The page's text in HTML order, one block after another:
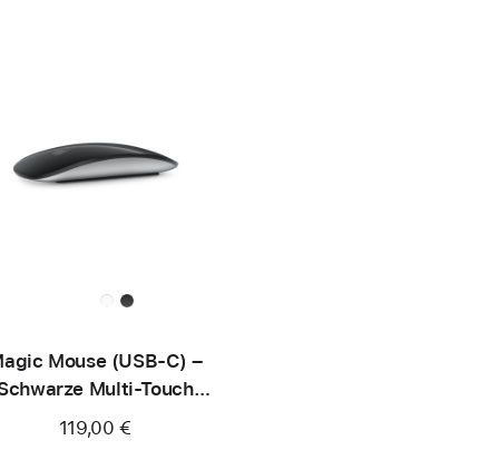
Mouse (USB‑C) –
Multi-Touch
Oberfläche
119,00 €